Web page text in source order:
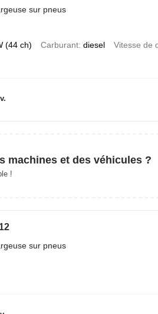
sur pneus
(44 ch) Carburant diesel Vitesse de
machines et des véhicules ?
!
sur pneus